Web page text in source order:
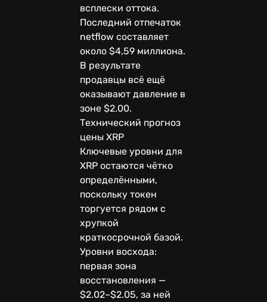
всплески оттока.
Последний отпечаток
netflow составляет
около $4,59 миллиона.
В результате
продавцы всё ещё
оказывают давление в
зоне $2.00.
Технический прогноз
цены XRP
Ключевые уровни для
XRP остаются чётко
определёнными,
поскольку токен
торгуется рядом с
хрупкой
краткосрочной базой.
Уровни восхода:
первая зона
восстановления —
$2.02–$2.05, за ней